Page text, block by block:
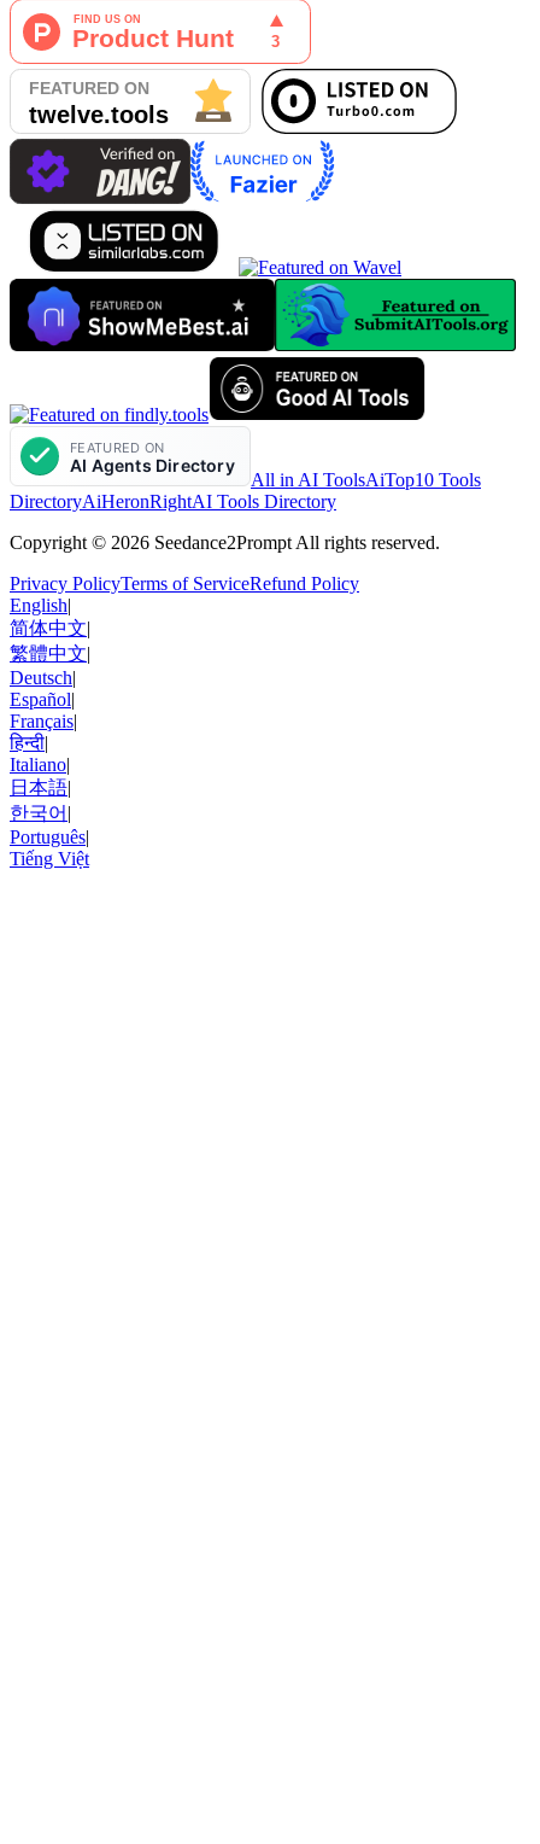
All in AI ToolsAiTop10 Tools
DirectoryAiHeronRightAI Tools Directory
Copyright © 2026 Seedance2Prompt All rights reserved.
Privacy PolicyTerms of ServiceRefund Policy
English|
简体中文|
繁體中文|
Deutsch|
Español|
Français|
हिन्दी|
Italiano|
日本語|
한국어 |
Português|
Tiếng Việt